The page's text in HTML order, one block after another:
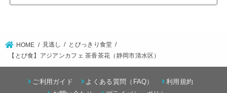
HOME 見逃し
とびっきり食堂
【とび食】アジアンカフェ 茶香茶花（静岡市清水区）
ご利用ガイド よくある質問（FAQ）
利用規約